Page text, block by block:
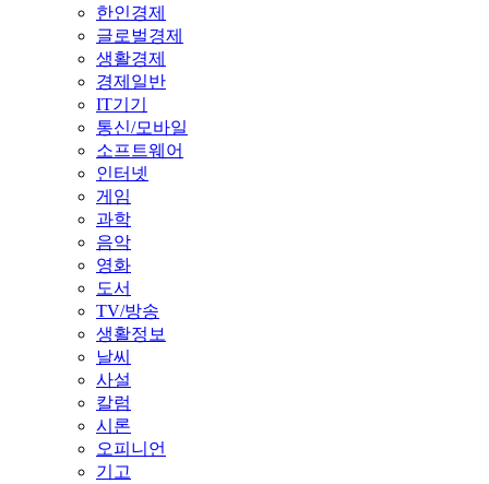
한인경제
글로벌경제
생활경제
경제일반
IT기기
통신/모바일
소프트웨어
인터넷
게임
과학
음악
영화
도서
TV/방송
생활정보
날씨
사설
칼럼
시론
오피니언
기고